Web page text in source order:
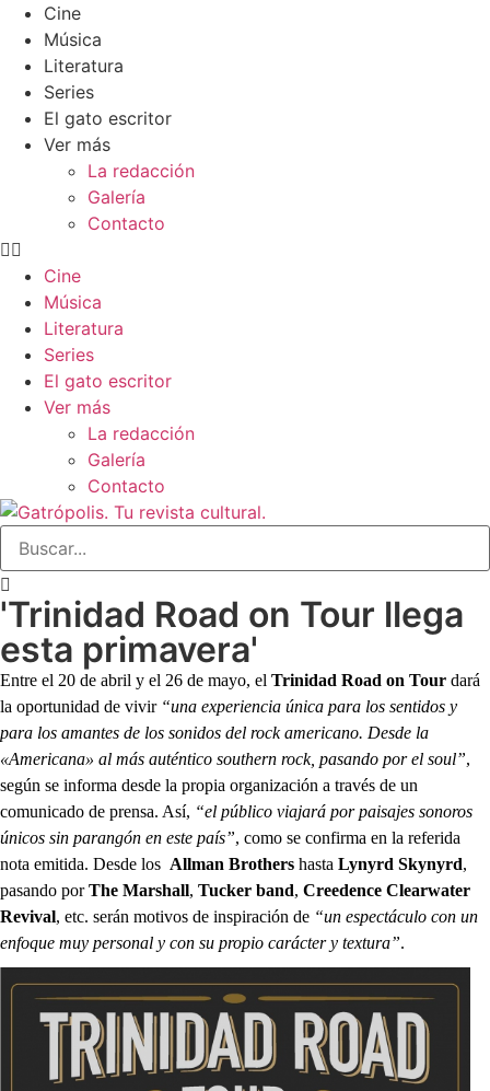
Cine
Música
Literatura
Series
El gato escritor
Ver más
La redacción
Galería
Contacto
Cine
Música
Literatura
Series
El gato escritor
Ver más
La redacción
Galería
Contacto
'Trinidad Road on Tour llega
esta primavera'
Entre el 20 de abril y el 26 de mayo, el Trinidad Road on Tour dará
la oportunidad de vivir “una experiencia única para los sentidos y
para los amantes de los sonidos del rock americano. Desde la
«Americana» al más auténtico southern rock, pasando por el soul”,
según se informa desde la propia organización a través de un
comunicado de prensa. Así, “el público viajará por paisajes sonoros
únicos sin parangón en este país”, como se confirma en la referida
nota emitida. Desde los Allman Brothers hasta Lynyrd Skynyrd,
pasando porThe Marshall, Tucker band, Creedence Clearwater
Revival, etc. serán motivos de inspiración de “un espectáculo con un
enfoque muy personal y con su propio carácter y textura”.